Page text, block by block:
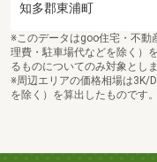
知多郡東浦町
※このデータはgoo住宅・不動
理費・駐車場代などを除く）
るものについてのみ対象としま
※周辺エリアの価格相場は3K/
を除く）を算出したものです。